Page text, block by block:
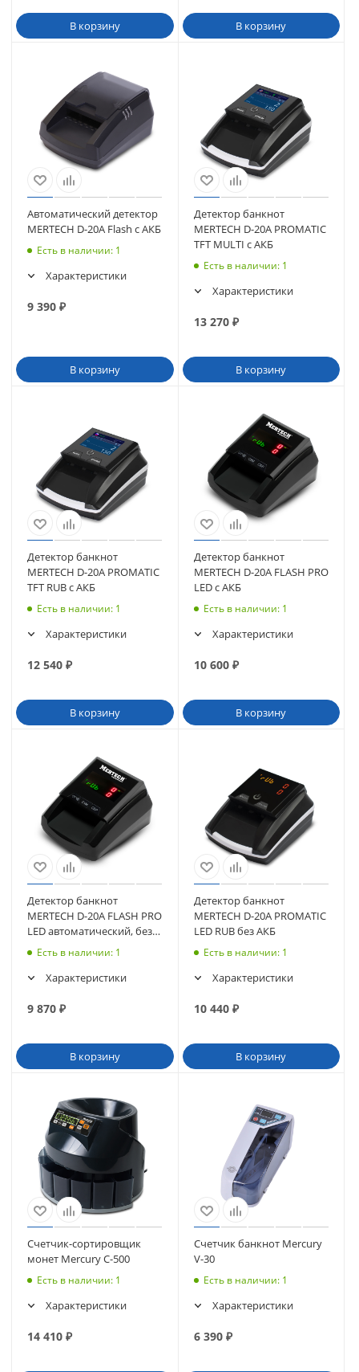
В корзину В корзину
Автоматический детектор
MERTECH D-20A Flash с АКБ
Есть в наличии: 1
Характеристики
9 390 ₽
В корзину
Детектор банкнот
MERTECH D-20А PROMATIC
TFT MULTI с АКБ
Есть в наличии: 1
Характеристики
13 270₽
В корзину
Детектор банкнот
MERTECH D-20A PROMATIC
TFT RUB с АКБ
Есть в наличии: 1
Характеристики
12 540 ₽
В корзину
Детектор банкнот
MERTECH D-20A FLASH PRO
LED с АКБ
Есть в наличии: 1
Характеристики
10 600₽
В корзину
Детектор банкнот
MERTECH D-20A FLASH PRO
LED автоматический, без
АКБЕсть в наличии: 1
Характеристики
9 870 ₽
В корзину
Детектор банкнот
MERTECH D-20A PROMATIC
LED RUB без АКБ
Есть в наличии: 1
Характеристики
10 440₽
В корзину
Счетчик-сортировщик
монет Mercury C-500
Есть в наличии: 1
Характеристики
14 410 ₽
Счетчик банкнот Mercury
V-30
Есть в наличии: 1
Характеристики
6 390₽